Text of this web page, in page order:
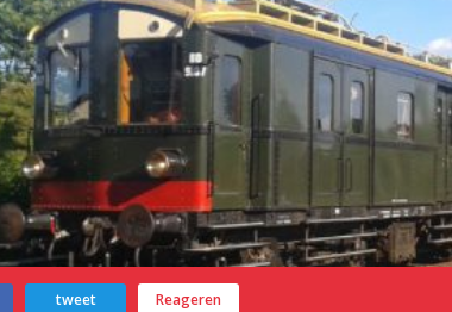
tweet Reageren